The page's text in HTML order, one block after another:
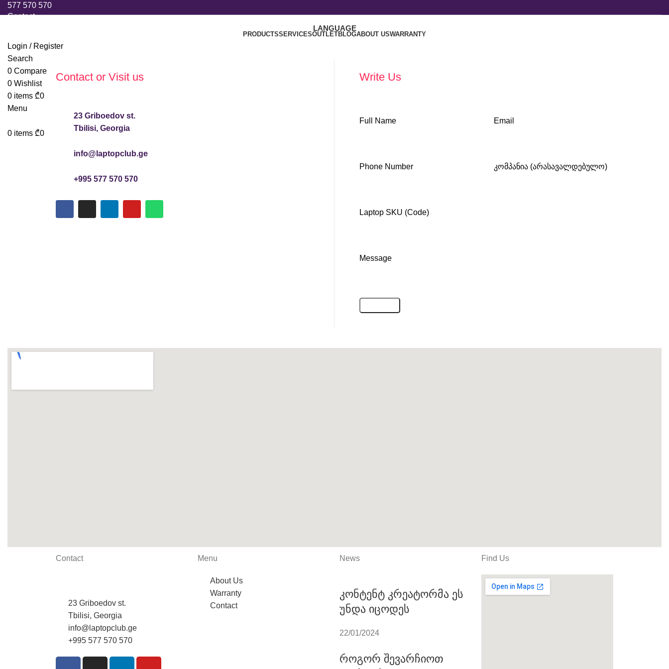
577 570 570
Contact
LANGUAGE
PRODUCTSSERVICESOUTLETBLOGABOUT USWARRANTY
Login / Register
Search
0 Compare
0 Wishlist
0 items ₾0
Menu
0 items ₾0
Contact or Visit us
23 Griboedov st.
Tbilisi, Georgia
info@laptopclub.ge
+995 577 570 570
Write Us
Full Name Email
Phone Number კომპანია (არასავალდებულო)
Laptop SKU (Code)
Message
Contact
23 Griboedov st.
Tbilisi, Georgia
info@laptopclub.ge
+995 577 570 570
Menu
About Us
Warranty
Contact
News
კონტენტ კრეატორმა ეს
უნდა იცოდეს
22/01/2024
როგორ შევარჩიოთ
Find Us